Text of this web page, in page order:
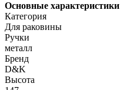
Основные характеристики
Категория
Для раковины
Ручки
металл
Бренд
D&K
Высота